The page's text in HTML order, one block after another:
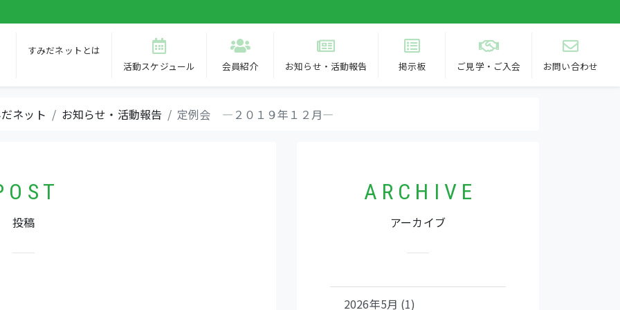
すみだネットとは
活動スケジュール 会員紹介 お知らせ ・活動報告 掲示板 ご見学・ ご入会 お問い合わせ
ネット お知らせ・活動報告 定例会 ―２０１９年１２月―
O S T
投稿
A R C H I V E
アーカイブ
2026年5月 (1)